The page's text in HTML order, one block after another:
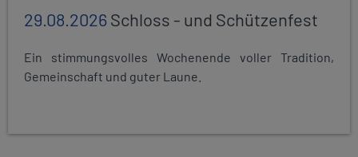
29.08.2026Schloss - und Schützenfest
Ein stimmungsvolles Wochenende voller Tradition,
Gemeinschaft und guter Laune.